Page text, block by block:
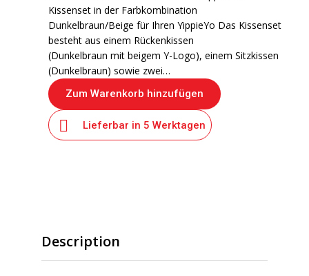
Kissenset in der Farbkombination
Dunkelbraun/Beige für Ihren YippieYo Das Kissenset
besteht aus einem Rückenkissen
(Dunkelbraun mit beigem Y-Logo), einem Sitzkissen
(Dunkelbraun) sowie zwei…
Zum Warenkorb hinzufügen
Lieferbar in 5 Werktagen
Description